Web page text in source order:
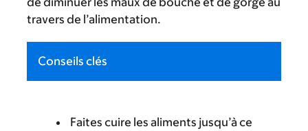
travers de l’alimentation.
Conseils clés
Faites cuire les aliments jusqu’à ce